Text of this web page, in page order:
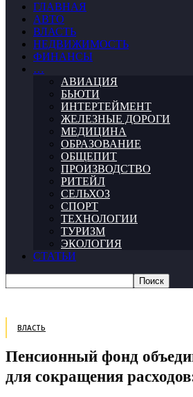
ГЛАВНАЯ
АВТО
ВЛАСТЬ
НЕДВИЖИМОСТЬ
ФИНАНСЫ
…
АВИАЦИЯ
БЬЮТИ
ИНТЕРТЕЙМЕНТ
ЖЕЛЕЗНЫЕ ДОРОГИ
МЕДИЦИНА
ОБРАЗОВАНИЕ
ОБЩЕПИТ
ПРОИЗВОДСТВО
РИТЕЙЛ
СЕЛЬХОЗ
СПОРТ
ТЕХНОЛОГИИ
ТУРИЗМ
ЭКОЛОГИЯ
СТАТЬИ
ВЛАСТЬ
Пенсионный фонд
для сокращения